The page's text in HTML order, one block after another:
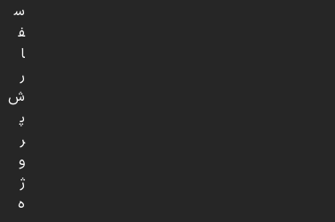
س
ف
ا
ر
ش
پ
ر
و
ژ
ه